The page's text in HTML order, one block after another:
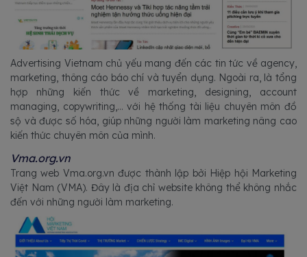
Advertising Vietnam chủ yếu mang đến các tin tức về agency,
marketing, thông cáo báo chí và tuyển dụng. Ngoài ra, là tổng
hợp những kiến thức về marketing, designing, account
managing, copywriting,... với hệ thống tài liệu chuyên môn đồ
sộ và được số hóa, giúp những người làm marketing nâng cao
kiến thức chuyên môn của mình.
Vma.org.vn
Trang web Vma.org.vn được thành lập bởi Hiệp hội Marketing
Việt Nam (VMA). Đây là địa chỉ website không thể không nhắc
đến với những người làm marketing.